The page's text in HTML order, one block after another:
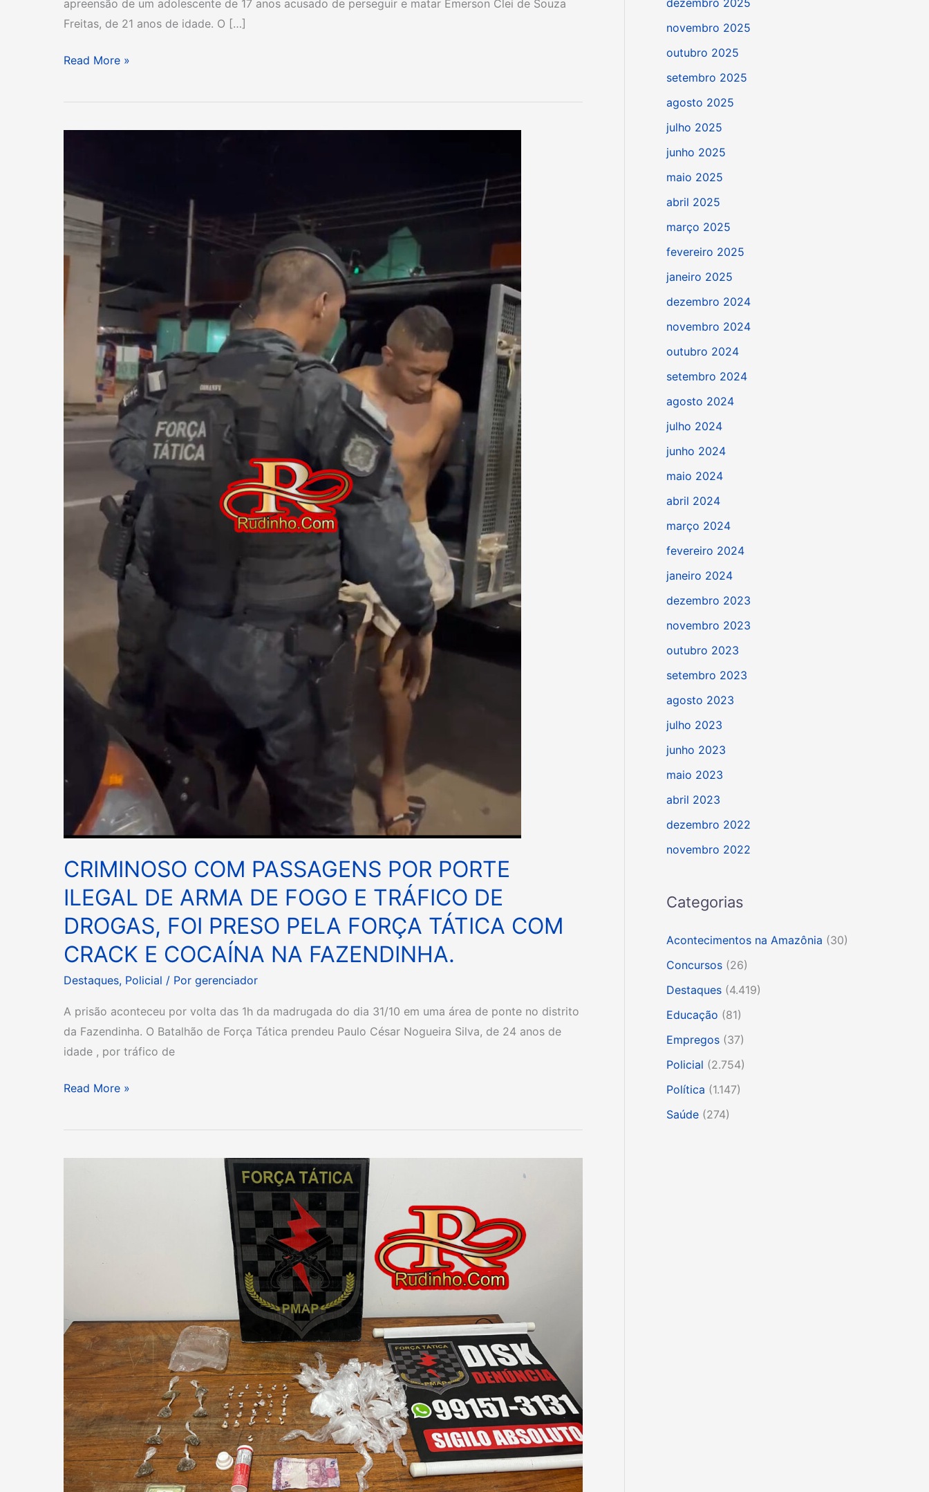
apreensão de um adolescente de 17 anos acusado de perseguir e matar Emerson Clei de Souza
Freitas, de 21 anos de idade. O […]
Read More »
CRIMINOSO COM PASSAGENS POR PORTE
ILEGAL DE ARMA DE FOGO E TRÁFICO DE
DROGAS, FOI PRESO PELA FORÇA TÁTICA COM
CRACK E COCAÍNA NA FAZENDINHA.
Destaques, Policial / Por gerenciador
A prisão aconteceu por volta das 1h da madrugada do dia 31/10 em uma área de ponte no distrito
da Fazendinha. O Batalhão de Força Tática prendeu Paulo César Nogueira Silva, de 24 anos de
idade , por tráfico de
POR
PORTE
ILEGAL
DE
DE
FOGO
TRÁFICO
DROGAS,
FOI
PRESO
TÁTICA
COCAÍNA
FAZENDINHA.
Read More »
VIOLÊNCIA
DOMÉSTICA
FOI
PRESO
PELA
FORÇA
TÁTICA
COM
CRACK
novembro 2025
outubro 2025
setembro 2025
agosto 2025
julho 2025
junho 2025
maio 2025
abril 2025
março 2025
fevereiro 2025
janeiro 2025
dezembro 2024
novembro 2024
outubro 2024
setembro 2024
agosto 2024
julho 2024
junho 2024
maio 2024
abril 2024
março 2024
fevereiro 2024
janeiro 2024
dezembro 2023
novembro 2023
outubro 2023
setembro 2023
agosto 2023
julho 2023
junho 2023
maio 2023
abril 2023
dezembro 2022
novembro 2022
Categorias
Acontecimentos na Amazônia (30)
Concursos (26)
Destaques (4.419)
Educação (81)
Empregos (37)
Policial (2.754)
Política (1.147)
Saúde (274)